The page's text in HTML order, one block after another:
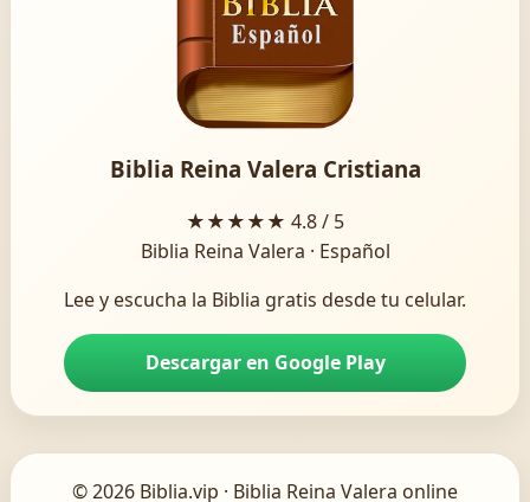
Biblia Reina Valera Cristiana
★★★★★ 4.8 / 5
Biblia Reina Valera · Español
Lee y escucha la Biblia gratis desde tu celular.
Descargar en Google Play
© 2026 Biblia.vip · Biblia Reina Valera online